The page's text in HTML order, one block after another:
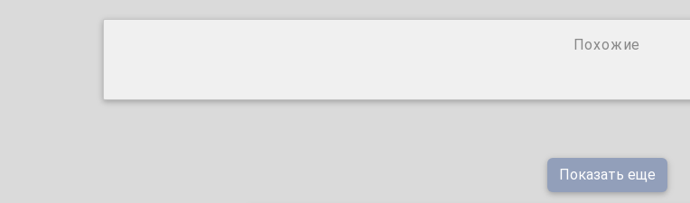
Похожие
Показать еще